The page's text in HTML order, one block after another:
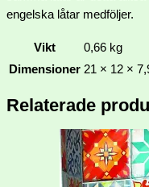
engelska låtar medföljer.
Vikt
0,66 kg
Dimensioner 21 × 12 ×
Relaterade